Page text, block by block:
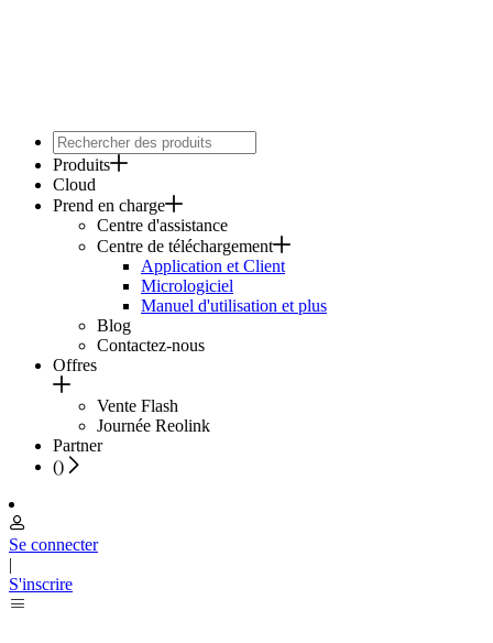
Produits
Cloud
Prend en charge
Centre d'assistance
Centre de téléchargement
Application et Client
Micrologiciel
Manuel d'utilisation et plus
Blog
Contactez-nous
Offres
Vente Flash
Journée Reolink
Partner
()
Se connecter
|
S'inscrire